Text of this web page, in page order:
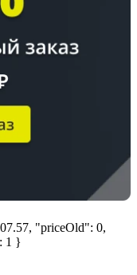
"priceOld": 0,
1 }